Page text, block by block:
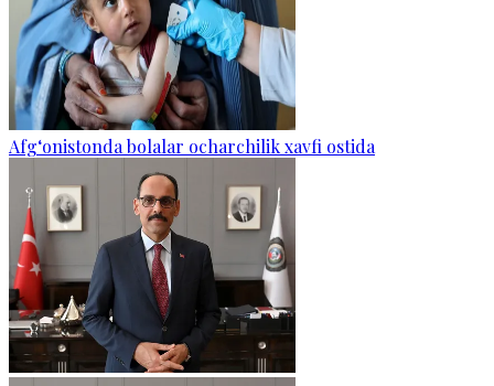
Afg‘onistonda bolalar ocharchilik xavfi ostida